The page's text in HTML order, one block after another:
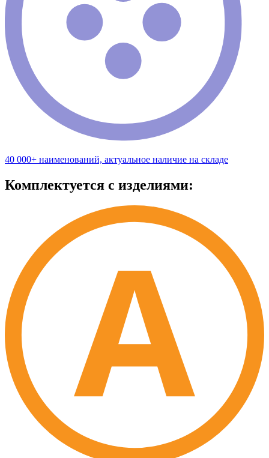
40 000+ наименований, актуальное наличие на складе
Комплектуется с изделиями: